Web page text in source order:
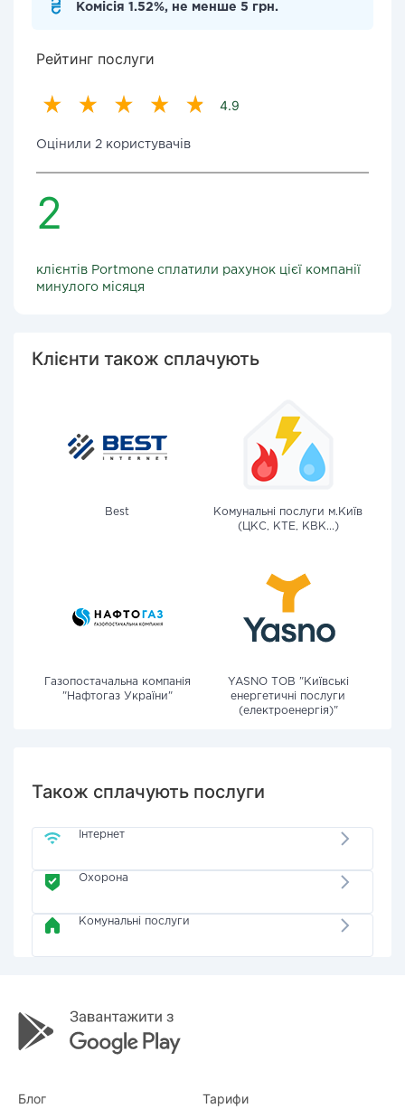
Комісія 1.52%, не менше 5 грн.
Рейтинг послуги
4.9
Оцінили 2 користувачів
2
клієнтів Portmone сплатили рахунок цієї компанії
минулого місяця
Клієнти також сплачують
Best
Комунальні послуги м.Київ
(ЦКС, КТЕ, КВК...)
Газопостачальна компанія
"Нафтогаз України"
YASNO ТОВ "Київські
енергетичні послуги
(електроенергія)"
Також сплачують послуги
Інтернет
Охорона
Комунальні послуги
Блог Тарифи